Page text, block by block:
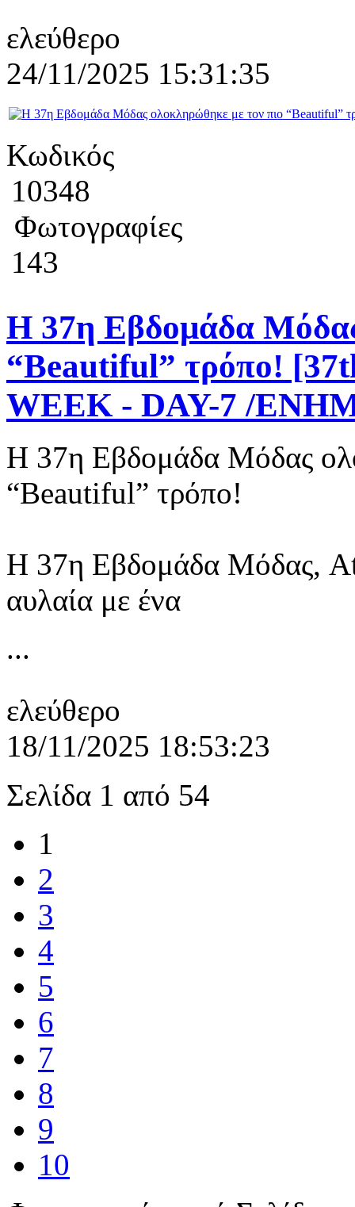
ελεύθερο
24/11/2025 15:31:35
Κωδικός
10348
Φωτογραφίες
143
Η 37η Εβδομάδα
“Beautiful” τρόπο!
WEEK - DAY-7 /
Η 37η Εβδομάδα Μόδας
“Beautiful” τρόπο!
Η 37η Εβδομάδα Μόδας,
αυλαία με ένα
...
ελεύθερο
18/11/2025 18:53:23
Σελίδα 1 από 54
1
2
3
4
5
6
7
8
9
10